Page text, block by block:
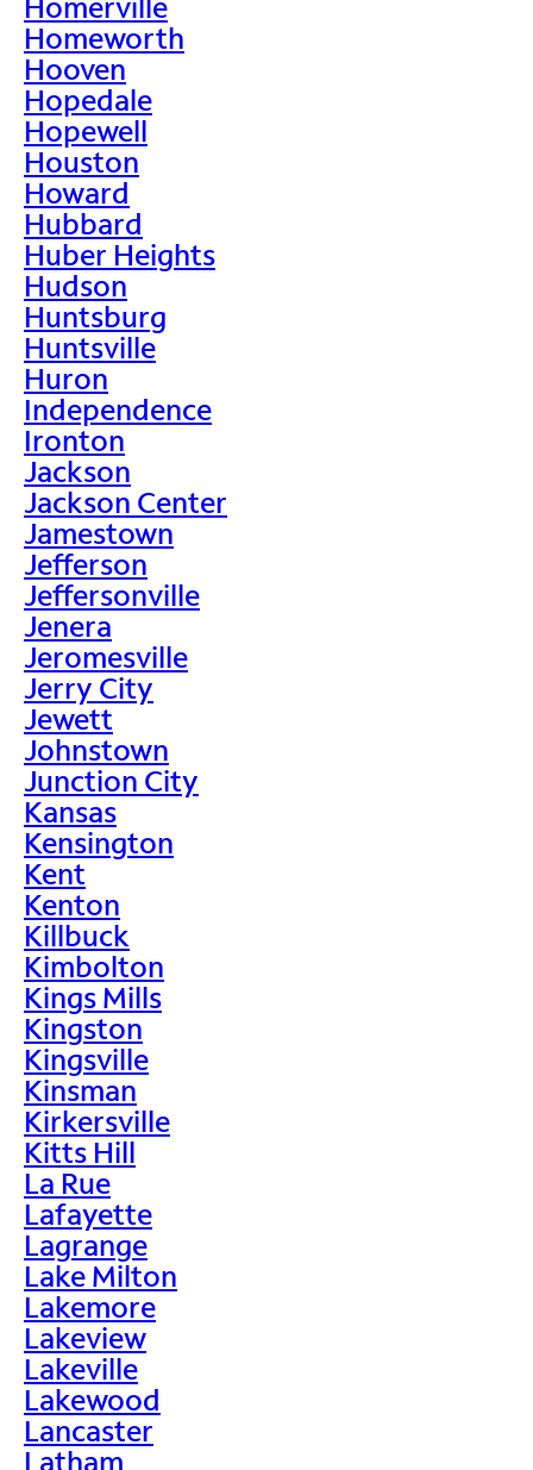
Homeworth
Hooven
Hopedale
Hopewell
Houston
Howard
Hubbard
Huber Heights
Hudson
Huntsburg
Huntsville
Huron
Independence
Ironton
Jackson
Jackson Center
Jamestown
Jefferson
Jeffersonville
Jenera
Jeromesville
Jerry City
Jewett
Johnstown
Junction City
Kansas
Kensington
Kent
Kenton
Killbuck
Kimbolton
Kings Mills
Kingston
Kingsville
Kinsman
Kirkersville
Kitts Hill
La Rue
Lafayette
Lagrange
Lake Milton
Lakemore
Lakeview
Lakeville
Lakewood
Lancaster
Latham